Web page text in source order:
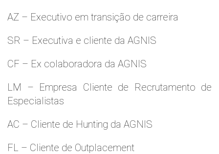
AZ – Executivo em transição de carreira
SR – Executiva e cliente da AGNIS
CF – Ex colaboradora da AGNIS
LM – Empresa Cliente de Recrutamento de
Especialistas
AC – Cliente de Hunting da AGNIS
FL – Cliente de Outplacement